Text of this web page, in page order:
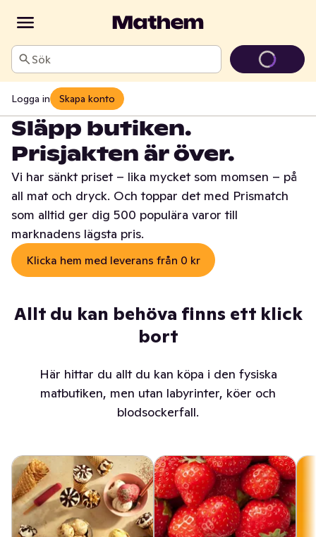
Sök
Logga in Skapa konto
Släpp butiken.
Prisjakten är över.
Vi har sänkt priset – lika mycket som momsen – på
all mat och dryck. Och toppar det med Prismatch
som alltid ger dig 500 populära varor till
marknadens lägsta pris.
Klicka hem med leverans från 0 kr
Allt du kan behöva finns ett klick
bort
Här hittar du allt du kan köpa i den fysiska
matbutiken, men utan labyrinter, köer och
blodsockerfall.